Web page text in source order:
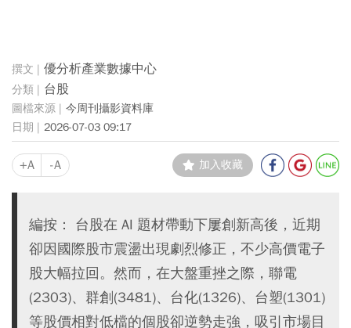
優分析產業數據中心
台股
今周刊攝影資料庫
2026-07-03 09:17
+A -A 加入收藏
編按： 台股在 AI 題材帶動下屢創新高後，近期
卻因國際股市震盪出現劇烈修正，不少高價電子
股大幅拉回。然而，在大盤重挫之際，聯電
(2303)、群創(3481)、台化(1326)、台塑(1301)
等股價相對低檔的個股卻逆勢走強，吸引市場目